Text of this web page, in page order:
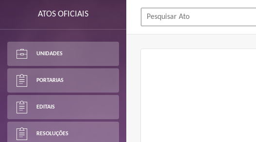
ATOS OFICIAIS
UNIDADES
PORTARIAS
EDITAIS
RESOLUÇÕES